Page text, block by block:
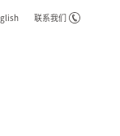
联系我们